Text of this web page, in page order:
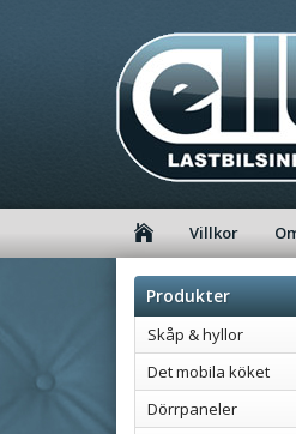
Villkor
Produkter
Skåp & hyllor
Det mobila köket
Dörrpaneler